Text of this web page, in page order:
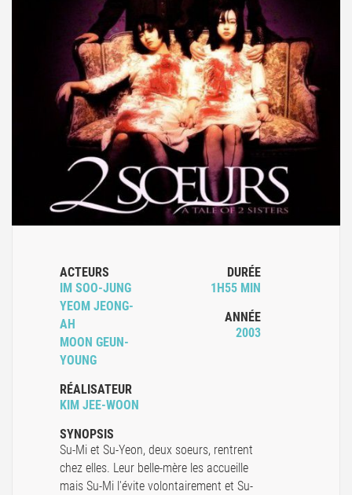
ACTEURS
IM SOO-JUNG
YEOM JEONG-
AH
MOON GEUN-
YOUNG
RÉALISATEUR
KIM JEE-WOON
DURÉE
1H55 MIN
ANNÉE
2003
SYNOPSIS
Su-Mi et Su-Yeon, deux soeurs, rentrent
chez elles. Leur belle-mère les accueille
mais Su-Mi l'évite volontairement et Su-